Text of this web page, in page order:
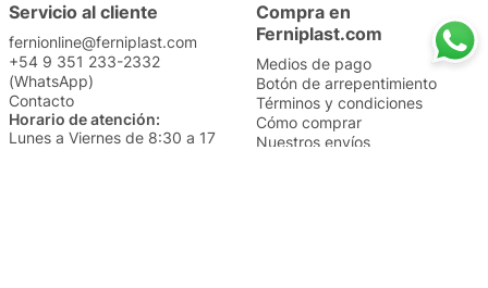
Servicio al cliente
fernionline@ferniplast.com
+54 9 351 233-2332
(WhatsApp)
Contacto
Horario de atención:
Lunes a Viernes de 8:30 a 17
Compra en
Ferniplast.com
Medios de pago
Botón de arrepentimiento
Términos y condiciones
Cómo comprar
Nuestros envíos